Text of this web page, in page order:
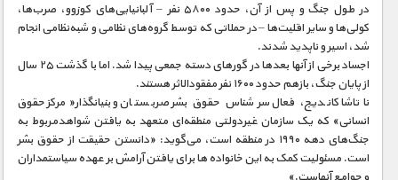
در طول جنگ و پس از آن، حدود ۵۸۰۰ نفر – آلبانیایی‌های کوزوو، صرب‌ها،
کولی‌ها و سایر اقلیت‌ها – در حملاتی که توسط گروه‌های نظامی و شبه‌نظامی انجام
شد، اسیر و ناپدید شدند.
اجساد برخی از آنها بعدها در گورهای دسته جمعی پیدا شد. اما با گذشت ۲۵ سال
از پایان جنگ، بازهم حدود ۱۶۰۰ نفر مفقودالاثر هستند.
ناتاشا کاندیج، فعال سرشناس حقوق بشر صربستان و بنیانگذار«مرکز حقوق
انسانی» که یک سازمان غیردولتی منطقه‌ای متعهد به یافتن شواهدمربوط به
جنگ‌های دهه ۱۹۹۰ در منطقه است، می‌گوید: «دانستن حقیقت از حقوق بشر
است. مسئولیت کمک به این خانواده ها برای یافتن آرامش بر عهده سیاستمداران